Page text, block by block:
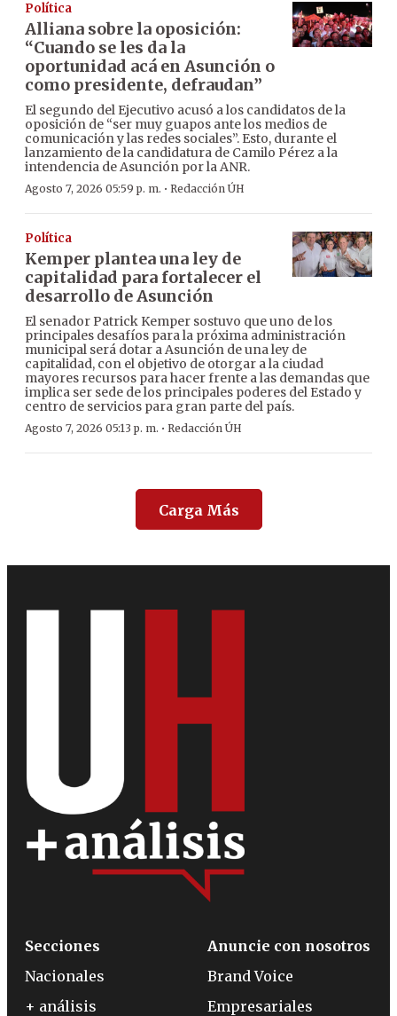
Política
Alliana sobre la oposición:
“Cuando se les da la
oportunidad acá en Asunción o
como presidente, defraudan”
El segundo del Ejecutivo acusó a los candidatos de la
oposición de “ser muy guapos ante los medios de
comunicación y las redes sociales”. Esto, durante el
lanzamiento de la candidatura de Camilo Pérez a la
intendencia de Asunción por la ANR.
Agosto 7, 2026 05:59 p. m. · Redacción ÚH
Política
Kemper plantea una ley de
capitalidad para fortalecer el
desarrollo de Asunción
El senador Patrick Kemper sostuvo que uno de los
principales desafíos para la próxima administración
municipal será dotar a Asunción de una ley de
capitalidad, con el objetivo de otorgar a la ciudad
mayores recursos para hacer frente a las demandas que
implica ser sede de los principales poderes del Estado y
centro de servicios para gran parte del país.
Agosto 7, 2026 05:13 p. m. · Redacción ÚH
Carga Más
Secciones
Nacionales
+ análisis
Anuncie con nosotros
Brand Voice
Empresariales